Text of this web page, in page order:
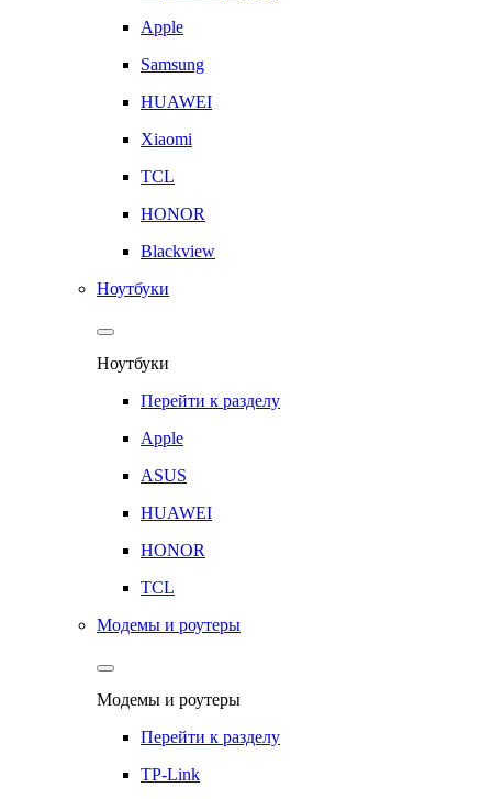
Apple
Samsung
HUAWEI
Xiaomi
TCL
HONOR
Blackview
Ноутбуки
Ноутбуки
Перейти к разделу
Apple
ASUS
HUAWEI
HONOR
TCL
Модемы и роутеры
Модемы и роутеры
Перейти к разделу
TP-Link